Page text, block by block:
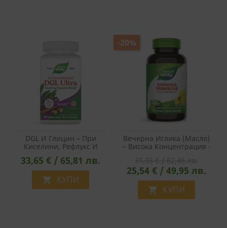
DGL И Глицин – При
Киселини, Рефлукс И
Стомашен Дискомфорт,
90 Дъвчащи Таблетки С
Вкус На Шоколад
33,65 € / 65,81 лв.
 КУПИ
Вечерна Иглика (масло)
– Висока Концентрация -
Strength, 1300 Mg, 60
Софтгел Капсули
25,54 € / 49,95 лв.
 КУПИ
-20%